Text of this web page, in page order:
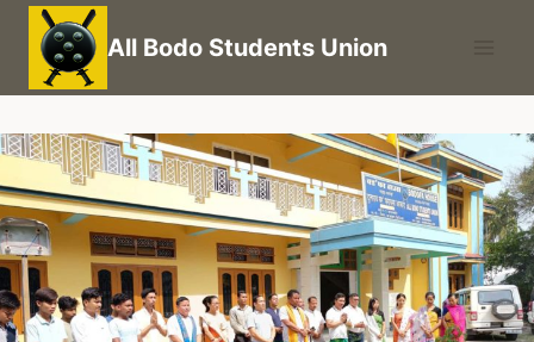
content
All Bodo Students Union